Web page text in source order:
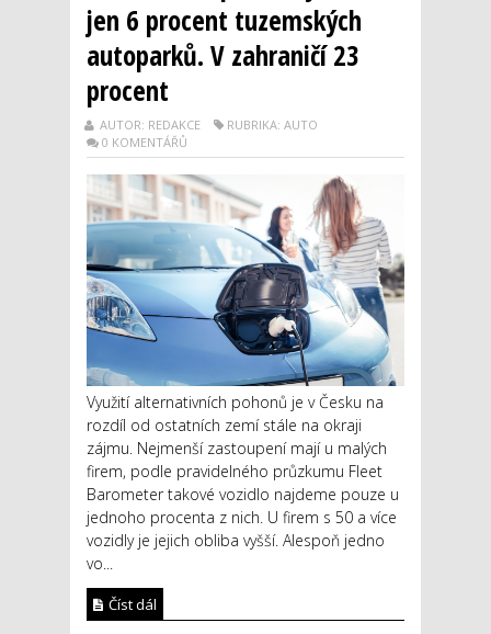
jen 6 procent tuzemských
autoparků. V zahraničí 23
procent
AUTOR: REDAKCE
RUBRIKA: AUTO
0 KOMENTÁŘŮ
Využití alternativních pohonů je v Česku na
rozdíl od ostatních zemí stále na okraji
zájmu. Nejmenší zastoupení mají u malých
firem, podle pravidelného průzkumu Fleet
Barometer takové vozidlo najdeme pouze u
jednoho procenta z nich. U firem s 50 a více
vozidly je jejich obliba vyšší. Alespoň jedno
vo...
Číst dál